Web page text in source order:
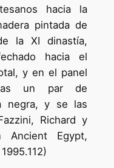
hacia la
pintada de
la XI dinastía,
hacia el
y en el panel
un par de
negra, y se las
Richard y
Ancient Egypt,